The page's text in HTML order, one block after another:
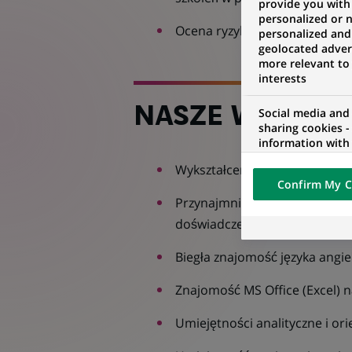
Ocena ryzyk operacyjnych w
NASZE
Wykształcenie wyższe
Przynajmniej 4-letnie
doświadczenie w
Biegła znajomość języka
Znajomość MS Office (Excel)
Umiejętności analityczne i
provide you with
personalized or
personalized and
geolocated
more relevant
interests
Social media
sharing cookies
information with
networks and
visualization on
of the content
external website.
Confirm My